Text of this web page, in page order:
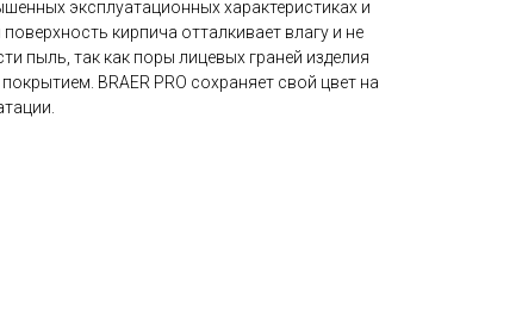
эксплуатационных характеристиках и
кирпича отталкивает влагу и не
пыль, так как поры лицевых граней изделия
BRAER PRO сохраняет свой цвет на